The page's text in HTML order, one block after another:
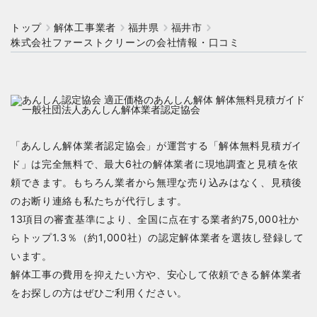
トップ 解体工事業者 福井県
福井市
株式会社ファーストクリーンの会社情報・口コミ
「あんしん解体業者認定協会」が運営する「解体無料見積ガイ
ド」は完全無料で、最大6社の解体業者に現地調査と見積を依
頼できます。もちろん業者から無理な売り込みはなく、見積後
のお断り連絡も私たちが代行します。
13項目の審査基準により、全国に点在する業者約75,000社か
らトップ1.3％（約1,000社）の認定解体業者を選抜し登録して
います。
解体工事の費用を抑えたい方や、安心して依頼できる解体業者
をお探しの方はぜひご利用ください。